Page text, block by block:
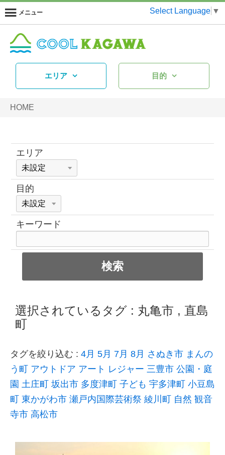
メニュー Select Language ▼
エリア 目的
HOME
エリア
目的
キーワード
選択されているタグ : 丸亀市 , 直島
町
タグを絞り込む : 4月 5月 7月 8月 さぬき市 まんの
う町
アウトドア アート レジャー 三豊市 公園・庭
園 土庄町 坂出市 多度津町 子ども 宇多津町
小豆島
町
東かがわ市 瀬戸内国際芸術祭 綾川町 自然 観音
寺市 高松市